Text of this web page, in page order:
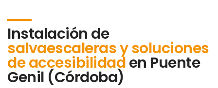
Instalación de
salvaescaleras y soluciones
de accesibilidaden Puente
Genil (Córdoba)